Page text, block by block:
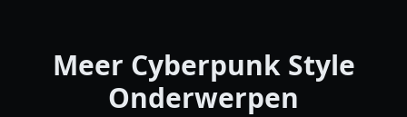
Meer Cyberpunk Style
Onderwerpen